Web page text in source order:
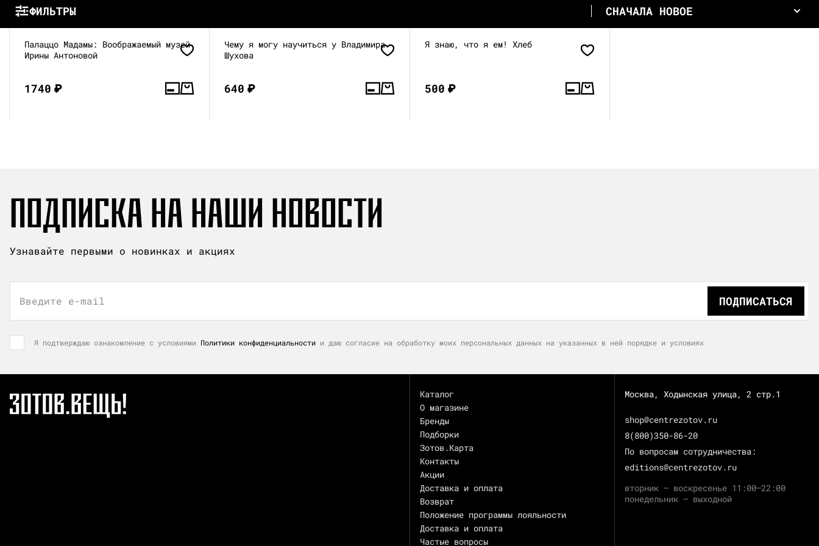
ФИЛЬТРЫ СНАЧАЛА НОВОЕ
Палаццо Мадамы: Воображаемый музей
Ирины Антоновой
1740₽
Чему я могу научиться у Владимира
Шухова
640₽
Я знаю, что я ем! Хлеб
500₽
ПОДПИСКА НА НАШИ НОВОСТИ
Узнавайте первыми о новинках и акциях
Введите e-mail ПОДПИСАТЬСЯ
Я подтверждаю ознакомление с условиями Политики конфиденциальности и даю согласие на обработку моих персональных данных на указанных в ней порядке и условиях
Каталог
О магазине
Бренды
Подборки
Зотов.Карта
Контакты
Акции
Доставка и оплата
Возврат
Положение программы лояльности
Доставка и оплата
Частые вопросы
Москва, Ходынская улица, 2 стр.1
shop@centrezotov.ru
8(800)350-86-20
По вопросам сотрудничества:
editions@centrezotov.ru
вторник — воскресенье 11:00–22:00
понедельник — выходной